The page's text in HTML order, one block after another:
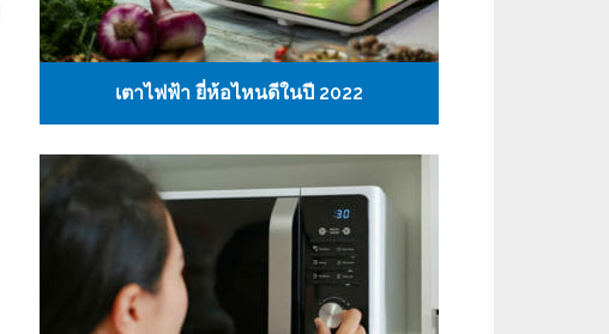
เตาไฟฟ้า ยี่ห้อไหนดีในปี 2022